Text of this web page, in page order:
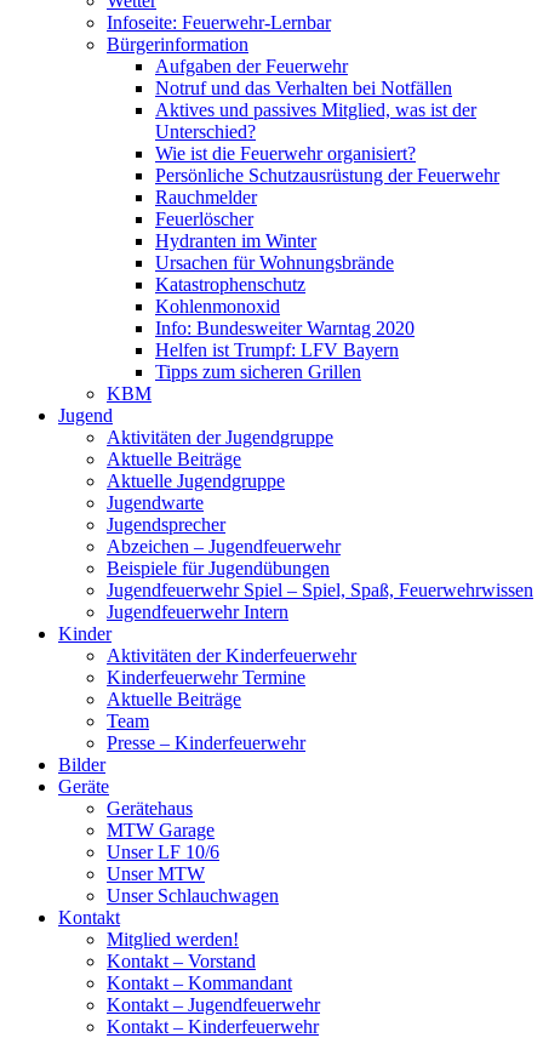
Infoseite: Feuerwehr-Lernbar
Bürgerinformation
Aufgaben der Feuerwehr
Notruf und das Verhalten bei Notfällen
Aktives und passives Mitglied, was ist der
Unterschied?
Wie ist die Feuerwehr organisiert?
Persönliche Schutzausrüstung der Feuerwehr
Rauchmelder
Feuerlöscher
Hydranten im Winter
Ursachen für Wohnungsbrände
Katastrophenschutz
Kohlenmonoxid
Info: Bundesweiter Warntag 2020
Helfen ist Trumpf: LFV Bayern
Tipps zum sicheren Grillen
KBM
Jugend
Aktivitäten der Jugendgruppe
Aktuelle Beiträge
Aktuelle Jugendgruppe
Jugendwarte
Jugendsprecher
Abzeichen – Jugendfeuerwehr
Beispiele für Jugendübungen
Jugendfeuerwehr Spiel – Spiel, Spaß, Feuerwehrwissen
Jugendfeuerwehr Intern
Kinder
Aktivitäten der Kinderfeuerwehr
Kinderfeuerwehr Termine
Aktuelle Beiträge
Team
Presse – Kinderfeuerwehr
Bilder
Geräte
Gerätehaus
MTW Garage
Unser LF 10/6
Unser MTW
Unser Schlauchwagen
Kontakt
Mitglied werden!
Kontakt – Vorstand
Kontakt – Kommandant
Kontakt – Jugendfeuerwehr
Kontakt – Kinderfeuerwehr